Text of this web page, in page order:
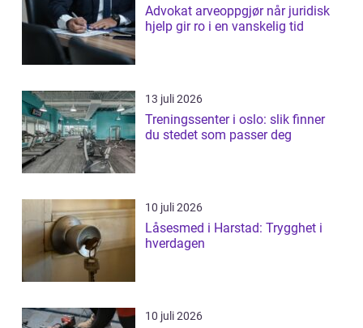
Advokat arveoppgjør når juridisk
hjelp gir ro i en vanskelig tid
13 juli 2026
Treningssenter i oslo: slik finner
du stedet som passer deg
10 juli 2026
Låsesmed i Harstad: Trygghet i
hverdagen
10 juli 2026